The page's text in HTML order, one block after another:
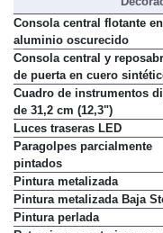
Consola central flotante en
aluminio oscurecido
Consola central y
de puerta en cuero
Cuadro de instrumentos
de 31,2 cm (12,3")
Luces traseras LED
Paragolpes parcialmente
pintados
Pintura metalizada
Pintura metalizada Baja